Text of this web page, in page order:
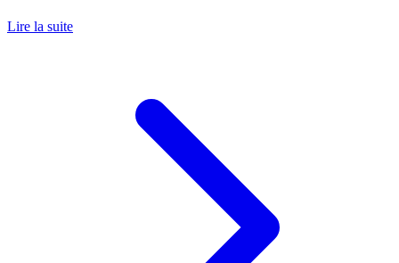
Lire la suite